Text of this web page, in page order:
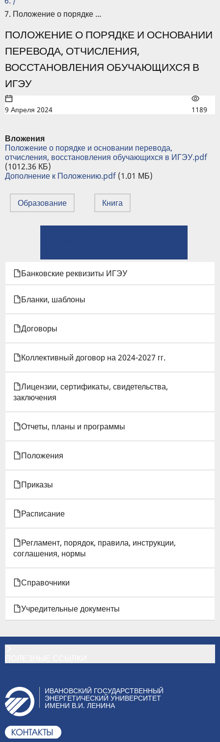
Положение о порядке ...
ПОЛОЖЕНИЕ О ПОРЯДКЕ И ОСНОВАНИИ
ПЕРЕВОДА, ОТЧИСЛЕНИЯ,
ВОССТАНОВЛЕНИЯ ОБУЧАЮЩИХСЯ В
ИГЭУ
9 Апреля 2024 1189
Вложения
Положение о порядке и основании перевода,
отчисления, восстановления обучающихся в ИГЭУ.pdf
(1012.36 КБ)
Дополнение к Положению.pdf (1.01 МБ)
Образование Книга
КНИГИ
ДЛЯ
ПОЛОЖЕНИЕ
О
ПОРЯДКЕ
И
ОСНОВАНИИ
ПЕРЕВОДА,
ОТЧИСЛЕНИЯ,
ВОССТАНОВЛЕНИЯ
ОБУЧАЮЩИХСЯ
ИГЭУ
Банковские реквизиты ИГЭУ
Бланки, шаблоны
Договоры
Коллективный договор на 2024-2027 гг.
Лицензии, сертификаты, свидетельства,
заключения
Отчеты, планы и программы
Положения
Приказы
Расписание
Регламент, порядок, правила, инструкции,
соглашения, нормы
Справочники
Учредительные документы
ИВАНОВСКИЙ ГОСУДАРСТВЕННЫЙ
ЭНЕРГЕТИЧЕСКИЙ УНИВЕРСИТЕТ
ИМЕНИ В.И. ЛЕНИНА